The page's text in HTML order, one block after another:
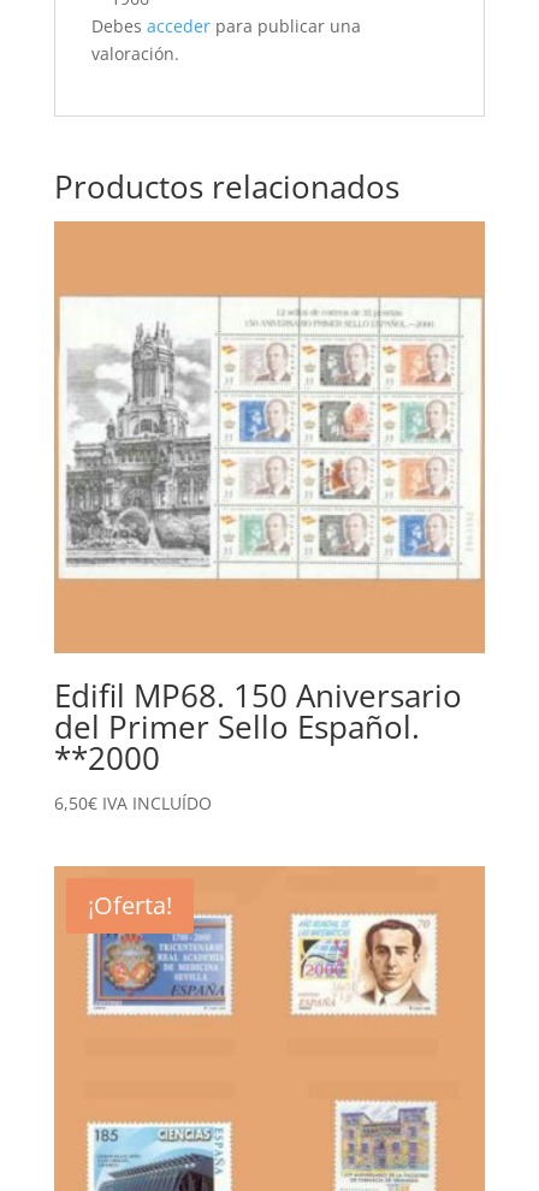
Debes accederpara publicar una
valoración.
Productos relacionados
Edifil MP68. 150 Aniversario
del Primer Sello Español.
**2000
6,50€ IVA INCLUÍDO
¡Oferta!